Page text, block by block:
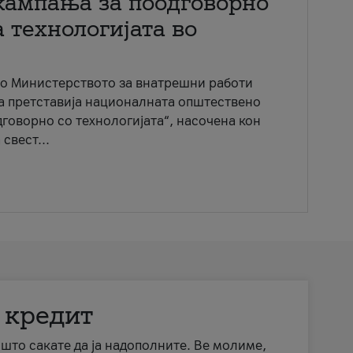
во
Министерството за внатрешни работи
претставија националната општествено
со технологијата“, насочена кон
што сакате да ја надополните. Ве молиме,